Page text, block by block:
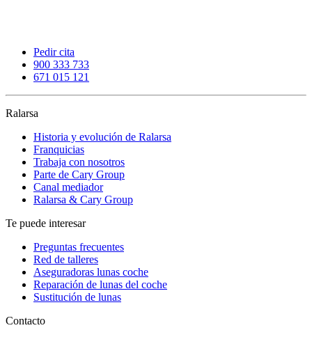
Pedir cita
900 333 733
671 015 121
Ralarsa
Historia y evolución de Ralarsa
Franquicias
Trabaja con nosotros
Parte de Cary Group
Canal mediador
Ralarsa & Cary Group
Te puede interesar
Preguntas frecuentes
Red de talleres
Aseguradoras lunas coche
Reparación de lunas del coche
Sustitución de lunas
Contacto